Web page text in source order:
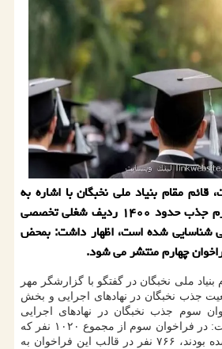
مقام بنیاد ملی نخبگان با اشاره به
اینکه برای فراخوان چهارم جذب حدود ۱۴۰۰ ردیف شغلی تخصصی
شناسایی شده است، اظهار داشت: بمحض
چهارم منتشر می شود.
بنیاد ملی نخبگان در گفتگو با گزارشگر مهر
جذب نخبگان در نهادهای اجرایی و بخش
سوم جذب نخبگان در نهادهای اجرایی
اشاره نمود و اظهار داشت: در فراخوان سوم از مجموع ۱۰۲۰ نفر که
در کانون ارزیابی تأیید شده بودند، ۷۶۶ نفر در قالب این فراخوان به